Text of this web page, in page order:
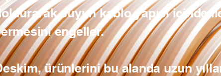
suyun kablo yapısı içinde
engeller.
ürünlerini bu alanda uzun